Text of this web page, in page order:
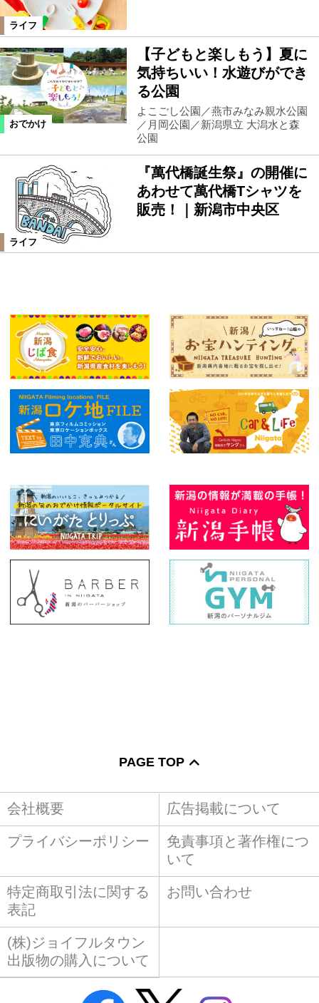
ライフ
おでかけ
【子どもと楽しもう】夏に
気持ちいい！水遊びができ
る公園
よこごし公園／燕市みなみ親水公園
／月岡公園／新潟県立 大潟水と森
公園
ライフ
『萬代橋誕生祭』の開催に
あわせて萬代橋Tシャツを
販売！｜新潟市中央区
PAGE TOP
会社概要 広告掲載について
プライバシーポリシー
免責事項と著作権につ
いて
特定商取引法に関する
表記
お問い合わせ
(株)ジョイフルタウン
出版物の購入について